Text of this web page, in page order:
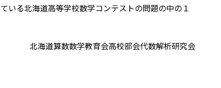
いる北海道高等学校数学コンテストの問題の中の１
北海道算数数学教育会高校部会代数解析研究会